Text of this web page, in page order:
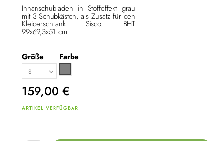
Innanschubladen in Stoffeffekt grau
mit 3 Schubkästen, als Zusatz für den
Kleiderschrank Sisco. BHT
99x69,3x51 cm
Größe
Farbe
159,00 €
ARTIKEL VERFÜGBAR